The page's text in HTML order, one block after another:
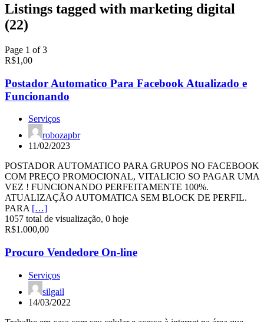
Listings tagged with marketing digital
(22)
Page 1 of 3
R$1,00
Postador Automatico Para Facebook Atualizado e
Funcionando
Serviços
robozapbr
11/02/2023
POSTADOR AUTOMATICO PARA GRUPOS NO FACEBOOK
COM PREÇO PROMOCIONAL, VITALICIO SO PAGAR UMA
VEZ ! FUNCIONANDO PERFEITAMENTE 100%.
ATUALIZAÇÃO AUTOMATICA SEM BLOCK DE PERFIL.
PARA […]
1057 total de visualização, 0 hoje
R$1.000,00
Procuro Vendedore On-line
Serviços
silgail
14/03/2022